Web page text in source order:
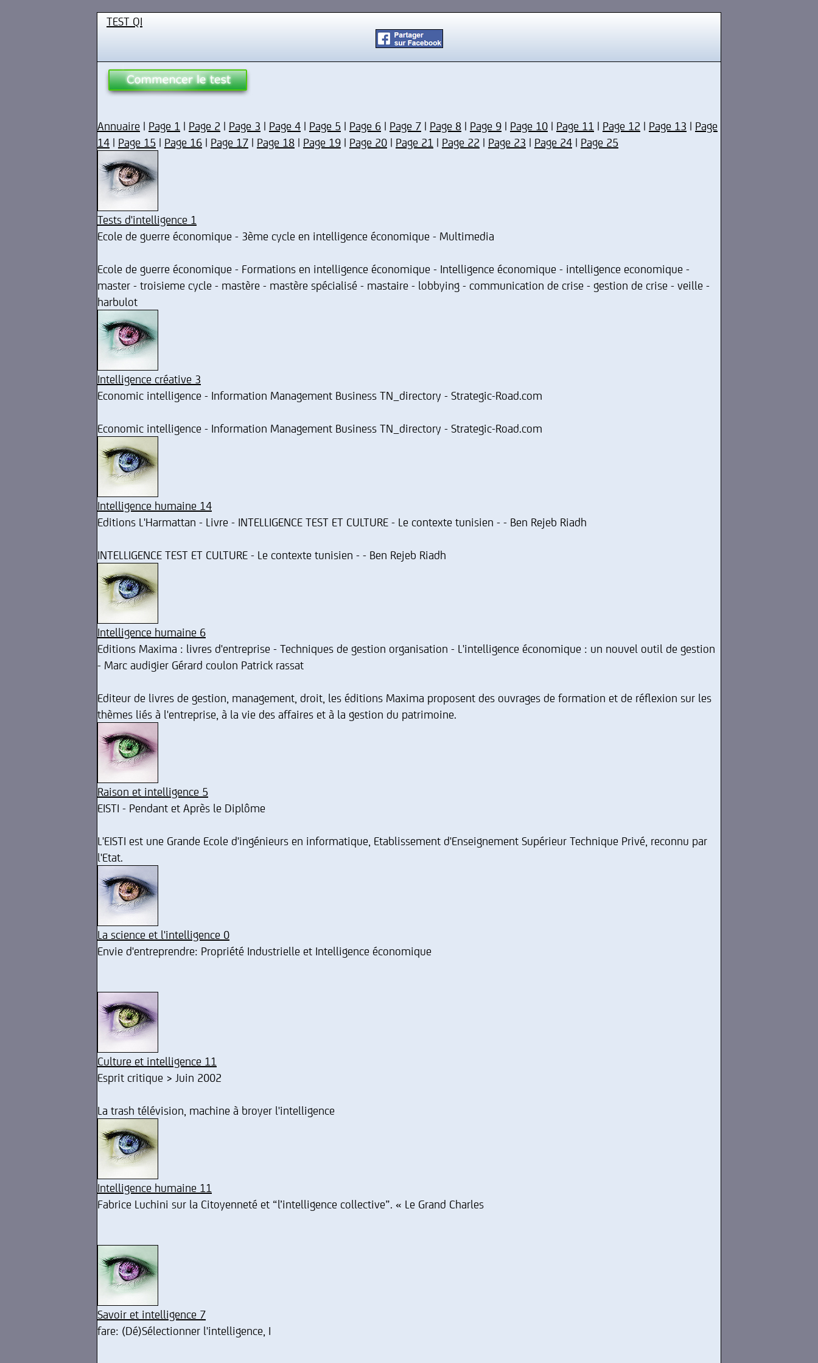
TEST QI
Annuaire | Page 1 | Page 2 | Page 3 | Page 4 | Page 5 | Page 6 | Page 7 | Page 8 | Page 9 | Page 10 | Page 11 | Page 12 | Page 13 | Page
14 | Page 15 | Page 16 | Page 17 | Page 18 | Page 19 | Page 20 | Page 21 | Page 22 | Page 23 | Page 24 | Page 25
Tests d'intelligence 1
Ecole de guerre économique - 3ème cycle en intelligence économique - Multimedia
Ecole de guerre économique - Formations en intelligence économique - Intelligence économique - intelligence economique -
master - troisieme cycle - mastère - mastère spécialisé - mastaire - lobbying - communication de crise - gestion de crise - veille -
harbulot
Intelligence créative 3
Economic intelligence - Information Management Business TN_directory - Strategic-Road.com
Economic intelligence - Information Management Business TN_directory - Strategic-Road.com
Intelligence humaine 14
Editions L'Harmattan - Livre - INTELLIGENCE TEST ET CULTURE - Le contexte tunisien - - Ben Rejeb Riadh
INTELLIGENCE TEST ET CULTURE - Le contexte tunisien - - Ben Rejeb Riadh
Intelligence humaine 6
Editions Maxima : livres d'entreprise - Techniques de gestion organisation - L'intelligence économique : un nouvel outil de gestion
- Marc audigier Gérard coulon Patrick rassat
Editeur de livres de gestion, management, droit, les éditions Maxima proposent des ouvrages de formation et de réflexion sur les
thèmes liés à l'entreprise, à la vie des affaires et à la gestion du patrimoine.
Raison et intelligence 5
EISTI - Pendant et Après le Diplôme
L'EISTI est une Grande Ecole d'ingénieurs en informatique, Etablissement d'Enseignement Supérieur Technique Privé, reconnu par
l'Etat.
La science et l'intelligence 0
Envie d'entreprendre: Propriété Industrielle et Intelligence économique
Culture et intelligence 11
Esprit critique > Juin 2002
La trash télévision, machine à broyer l'intelligence
Intelligence humaine 11
Fabrice Luchini sur la Citoyenneté et “l’intelligence collective”. « Le Grand Charles
Savoir et intelligence 7
fare: (Dé)Sélectionner l'intelligence, I